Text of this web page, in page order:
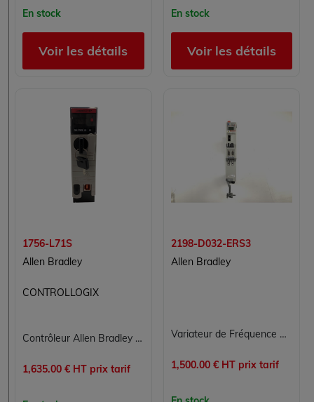
En stock
Voir les détails
En stock
Voir les détails
1756-L71S
Allen Bradley
CONTROLLOGIX
Contrôleur Allen Bradley 1756-L71S GuardLogix 5570 – Automate de Sécurité SIL 3 2 Mo Mémoire
1,635.00 € HT prix tarif
2198-D032-ERS3
Allen Bradley
Variateur de Fréquence Allen Bradley 2198-D032-ERS3
1,500.00 € HT prix tarif